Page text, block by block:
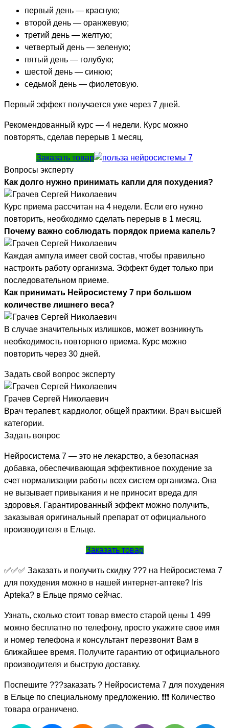
первый день — красную;
второй день — оранжевую;
третий день — желтую;
четвертый день — зеленую;
пятый день — голубую;
шестой день — синюю;
седьмой день — фиолетовую.
Первый эффект получается уже через 7 дней.
Рекомендованный курс — 4 недели. Курс можно
повторять, сделав перерыв 1 месяц.
Заказать товар
Вопросы эксперту
Как долго нужно принимать капли для похудения?
Курс приема рассчитан на 4 недели. Если его нужно
повторить, необходимо сделать перерыв в 1 месяц.
Почему важно соблюдать порядок приема капель?
Каждая ампула имеет свой состав, чтобы правильно
настроить работу организма. Эффект будет только при
последовательном приеме.
Как принимать Нейросистему 7 при большом
количестве лишнего веса?
В случае значительных излишков, может возникнуть
необходимость повторного приема. Курс можно
повторить через 30 дней.
Задать свой вопрос эксперту
Грачев Сергей Николаевич
Врач терапевт, кардиолог, общей практики. Врач высшей
категории.
Задать вопрос
Нейросистема 7 — это не лекарство, а безопасная
добавка, обеспечивающая эффективное похудение за
счет нормализации работы всех систем организма. Она
не вызывает привыкания и не приносит вреда для
здоровья. Гарантированный эффект можно получить,
заказывая оригинальный препарат от официального
производителя в Ельце.
Заказать товар
✅✅✅ Заказать и получить скидку ??? на Нейросистема 7
для похудения можно в нашей интернет-аптеке? Iris
Apteka? в Ельце прямо сейчас.
Узнать, сколько стоит товар вместо старой цены 1 499
можно бесплатно по телефону, просто укажите свое имя
и номер телефона и консультант перезвонит Вам в
ближайшее время. Получите гарантию от официального
производителя и быструю доставку.
Поспешите ???заказать ? Нейросистема 7 для похудения
в Ельце по специальному предложению. ❗❗❗ Количество
товара ограничено.